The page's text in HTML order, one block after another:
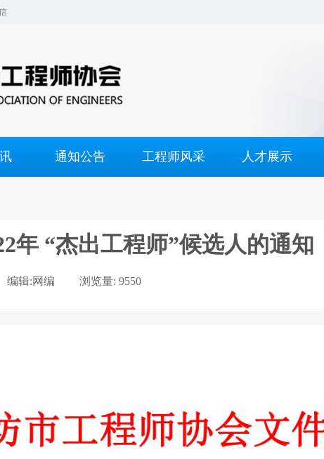
通知公告 工程师风采 人才展示
年 “杰出工程师”候选人的通知
编辑:网编 浏览量: 9550